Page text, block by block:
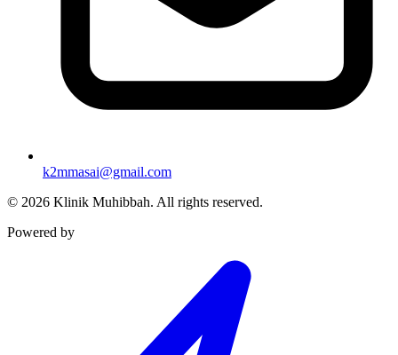
k2mmasai@gmail.com
© 2026 Klinik Muhibbah. All rights reserved.
Powered by